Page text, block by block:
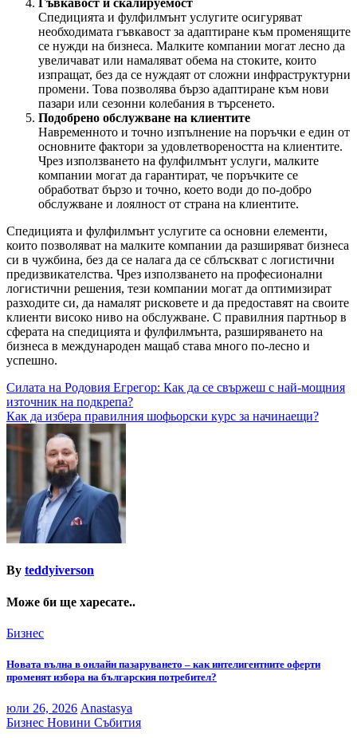
Гъвкавост и скалируемост
Спедицията и фулфилмънт услугите осигуряват
необходимата гъвкавост за адаптиране към променящите
се нужди на бизнеса. Малките компании могат лесно да
увеличават или намаляват обема на стоките, които
изпращат, без да се нуждаят от сложни инфраструктурни
промени. Това позволява бързо адаптиране към нови
пазари или сезонни колебания в търсенето.
Подобрено обслужване на клиентите
Навременното и точно изпълнение на поръчки е един от
основните фактори за удовлетвореността на клиентите.
Чрез използването на фулфилмънт услуги, малките
компании могат да гарантират, че поръчките се
обработват бързо и точно, което води до по-добро
обслужване и лоялност от страна на клиентите.
Спедицията и фулфилмънт услугите са основни елементи,
които позволяват на малките компании да разширяват бизнеса
си в чужбина, без да се налага да се сблъскват с логистични
предизвикателства. Чрез използването на професионални
логистични решения, тези компании могат да оптимизират
разходите си, да намалят рисковете и да предоставят на своите
клиенти високо ниво на обслужване. С правилния партньор в
сферата на спедицията и фулфилмънта, разширяването на
бизнеса в международен мащаб става много по-лесно и
успешно.
Навигация
Силата на Родовия Егрегор: Как да се свържеш с най-мощния
източник на подкрепа?
Как да избера правилния шофьорски курс за начинаещи?
By teddyiverson
Може би ще харесате..
Бизнес
Новата вълна в онлайн пазаруването – как интелигентните оферти
променят избора на българския потребител?
юли 26, 2026 Anastasya
Бизнес Новини Събития